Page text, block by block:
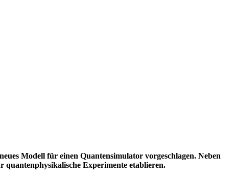
Modell für einen Quantensimulator vorgeschlagen. Neben
Experimente etablieren.